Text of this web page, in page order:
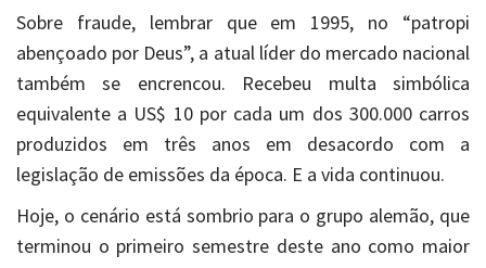
Sobre fraude, lembrar que em 1995, no “patropi
abençoado por Deus”, a atual líder do mercado nacional
também se encrencou. Recebeu multa simbólica
equivalente a US$ 10 por cada um dos 300.000 carros
produzidos em três anos em desacordo com a
legislação de emissões da época. E a vida continuou.
Hoje, o cenário está sombrio para o grupo alemão, que
terminou o primeiro semestre deste ano como maior